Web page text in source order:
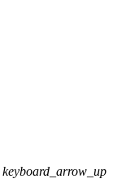
keyboard_arrow_up